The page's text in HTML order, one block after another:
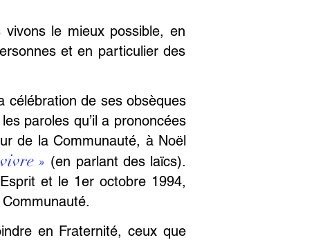
le mieux possible, en
et en particulier des
célébration de ses obsèques
paroles qu’il a prononcées
de la Communauté, à Noël
» (en parlant des laïcs).
et le 1er octobre 1994,
en Fraternité, ceux que